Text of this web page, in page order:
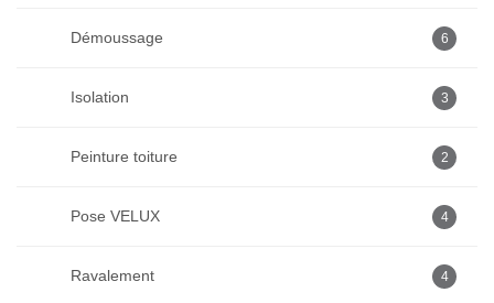
Démoussage 6
Isolation 3
Peinture toiture 2
Pose VELUX 4
Ravalement 4